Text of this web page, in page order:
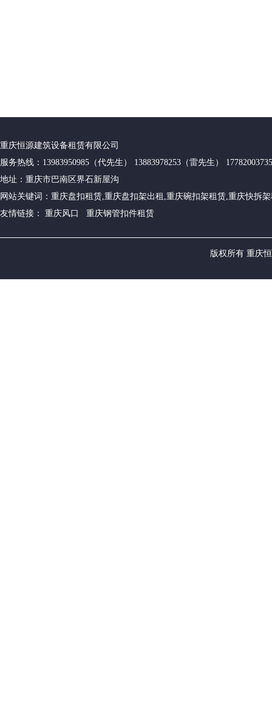
重庆恒源建筑设备租赁有限公司
服务热线：13983950985（代先生） 13883978253（雷先生）
地址：重庆市巴南区界石新屋沟
网站关键词：重庆盘扣租赁,重庆盘扣架出租,重庆碗扣架租赁,重庆快拆
友情链接： 重庆风口 重庆钢管扣件租赁
版权所有 重庆